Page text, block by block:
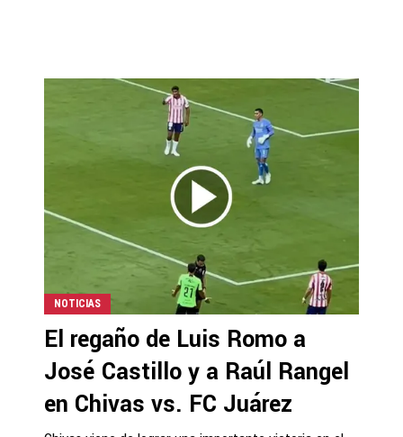
NOTICIAS
El regaño de Luis Romo a
José Castillo y a Raúl Rangel
en Chivas vs. FC Juárez